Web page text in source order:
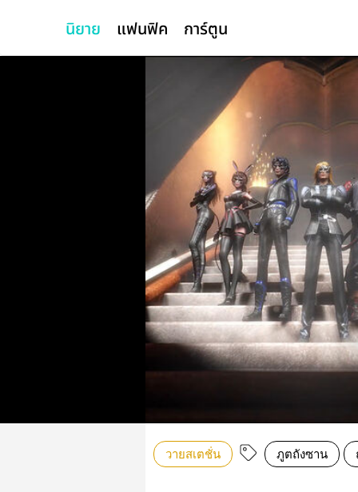
นิยาย แฟนฟิค การ์ตูน
วายสเตชั่น ภูตถังซาน